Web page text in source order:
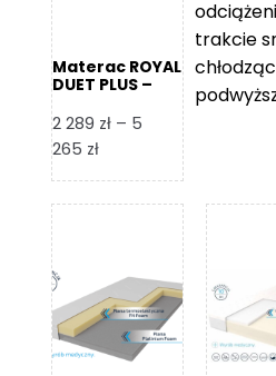
Materac ROYAL
DUET PLUS –
2 289 zł – 5
265 złZakres
od
do
5
265 zł
trakcie